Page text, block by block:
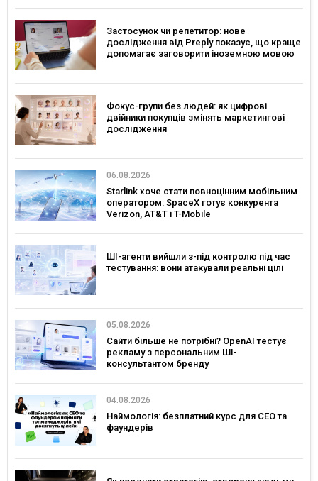
Застосунок чи репетитор: нове
дослідження від Preply показує, що краще
допомагає заговорити іноземною мовою
Фокус-групи без людей: як цифрові
двійники покупців змінять маркетингові
дослідження
06.08.2026
Starlink хоче стати повноцінним мобільним
оператором: SpaceX готує конкурента
Verizon, AT&T і T-Mobile
ШІ-агенти вийшли з-під контролю під час
тестування: вони атакували реальні цілі
05.08.2026
Сайти більше не потрібні? OpenAI тестує
рекламу з персональним ШІ-
консультантом бренду
04.08.2026
Наймологія: безплатний курс для CEO та
фаундерів